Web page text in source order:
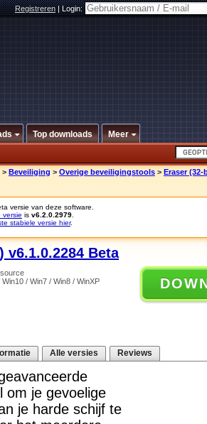
Registreren|Login:
Top downloads Meer
> Beveiliging > Overige beveiligingstools > Eraser (32-
versie van deze software.
versie is v6.2.0.2979
stabiele versie hier.
v6.1.0.2284 Beta
Win10 / Win7 / Win8 / WinXP
Alle versies Reviews
om je gevoelige
je harde schijf te